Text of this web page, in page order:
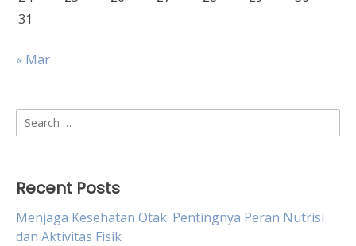
31
« Mar
Search
for:
Recent Posts
Menjaga Kesehatan Otak: Pentingnya Peran Nutrisi
dan Aktivitas Fisik